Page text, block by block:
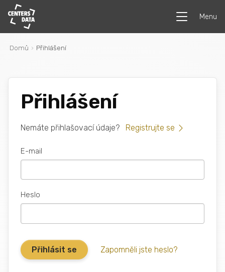
Menu
Domů Přihlášení
Přihlášení
Nemáte přihlašovací údaje? Registrujte se
E-mail
Heslo
Zapomněli jste heslo?